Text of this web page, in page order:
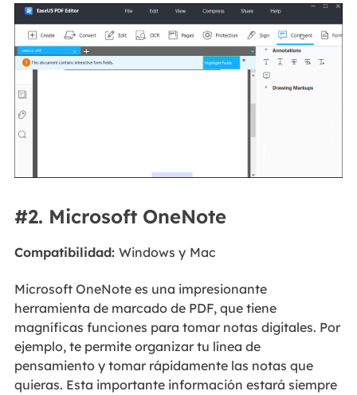
#2. Microsoft OneNote
Compatibilidad: Windows y Mac
Microsoft OneNote es una impresionante
herramienta de marcado de PDF, que tiene
magníficas funciones para tomar notas digitales. Por
ejemplo, te permite organizar tu línea de
pensamiento y tomar rápidamente las notas que
quieras. Esta importante información estará siempre